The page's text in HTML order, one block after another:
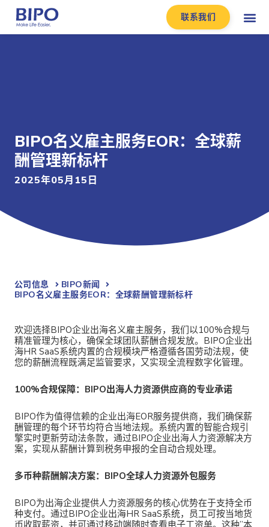
联系我们
BIPO名义雇主服务EOR：全球薪
酬管理新标杆
2025年05月15日
公司信息
BIPO新闻​
BIPO名义雇主服务EOR：全球薪酬管理新标杆
欢迎选择BIPO企业出海名义雇主服务，我们以100%合规与
精准管理为核心，确保全球团队薪酬合规发放。BIPO企业出
海HR SaaS系统内置的合规模块严格遵循各国劳动法规，使
您的薪酬流程既满足监管要求，又实现全流程数字化管理。
100%合规保障：BIPO出海人力资源供应商的专业承诺
BIPO作为值得信赖的企业出海EOR服务提供商，我们确保薪
酬管理的每个环节均符合当地法规。系统内置的智能合规引
擎实时更新劳动法条款，通过BIPO企业出海人力资源解决方
案，实现从薪酬计算到税务申报的全自动合规处理。
多币种薪酬解决方案：BIPO全球人力资源外包服务
BIPO为出海企业提供人力资源服务的核心优势在于支持全币
种支付。通过BIPO企业出海HR SaaS系统，员工可按当地货
币收取薪资，并可通过移动端随时查看电子工资单。这种”本